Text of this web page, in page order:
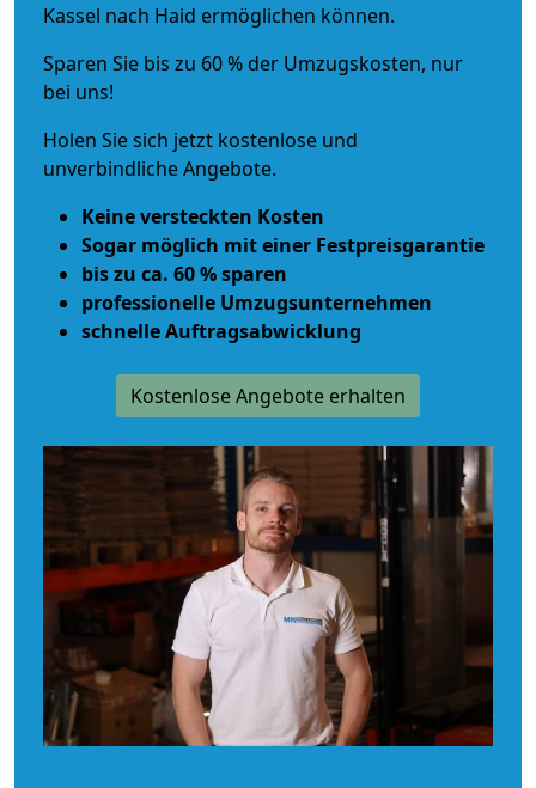
Kassel nach Haid ermöglichen können.
Sparen Sie bis zu 60 % der Umzugskosten, nur
bei uns!
Holen Sie sich jetzt kostenlose und
unverbindliche Angebote.
Keine versteckten Kosten
Sogar möglich mit einer Festpreisgarantie
bis zu ca. 60 % sparen
professionelle Umzugsunternehmen
schnelle Auftragsabwicklung
Kostenlose Angebote erhalten